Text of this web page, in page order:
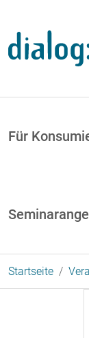
Für
Startseite